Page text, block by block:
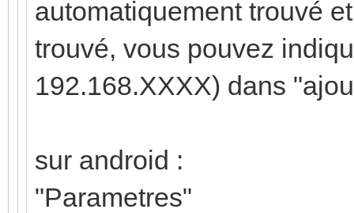
automatiquement trouvé
trouvé, vous pouvez
192.168.XXXX) dans
sur android :
"Parametres"